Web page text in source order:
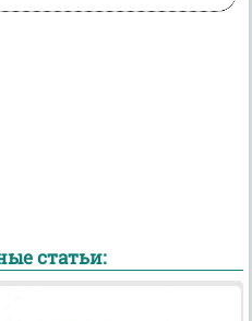
статьи: